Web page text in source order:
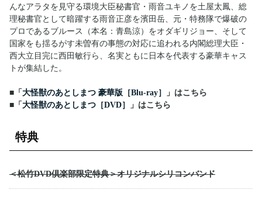
んなアラタを見守る環境大臣秘書官・雨音ユキノを土屋太鳳、総
理秘書官として暗躍する雨音正彦を濱田岳、元・特務隊で爆破の
プロであるブルース（本名：青島涼）をオダギリジョー、そして
国家をも揺るがす未曽有の事態の対応に追われる内閣総理大臣・
西大立目完に西田敏行ら、名実ともに日本を代表する豪華キャス
トが集結した。
■「 大怪獣のあとしまつ 豪華版［Blu-ray］
」はこちら
■「 大怪獣のあとしまつ［DVD］ 」はこちら
特典
＜松竹DVD倶楽部限定特典＞オリジナルシリコンバンド